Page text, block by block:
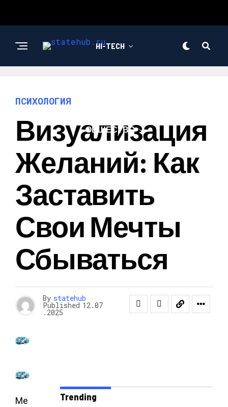
HI-TECH
ОБЩЕСТВО
ПСИХОЛОГИЯ
Визуализация
Желаний: Как
Заставить
Свои Мечты
Сбываться
By statehub
Published 12.07
.2025
Ме
Trending